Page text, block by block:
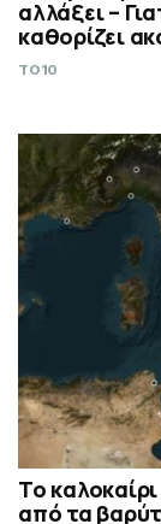
αλλάξει –
καθορίζει
TO10
Το
από τα